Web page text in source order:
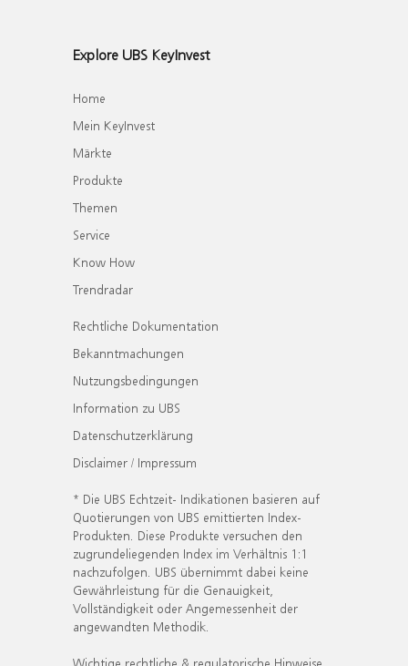
Explore UBS KeyInvest
Home
Mein KeyInvest
Märkte
Produkte
Themen
Service
Know How
Trendradar
Rechtliche Dokumentation
Bekanntmachungen
Nutzungsbedingungen
Information zu UBS
Datenschutzerklärung
Disclaimer / Impressum
* Die UBS Echtzeit- Indikationen basieren auf
Quotierungen von UBS emittierten Index-
Produkten. Diese Produkte versuchen den
zugrundeliegenden Index im Verhältnis 1:1
nachzufolgen. UBS übernimmt dabei keine
Gewährleistung für die Genauigkeit,
Vollständigkeit oder Angemessenheit der
angewandten Methodik.